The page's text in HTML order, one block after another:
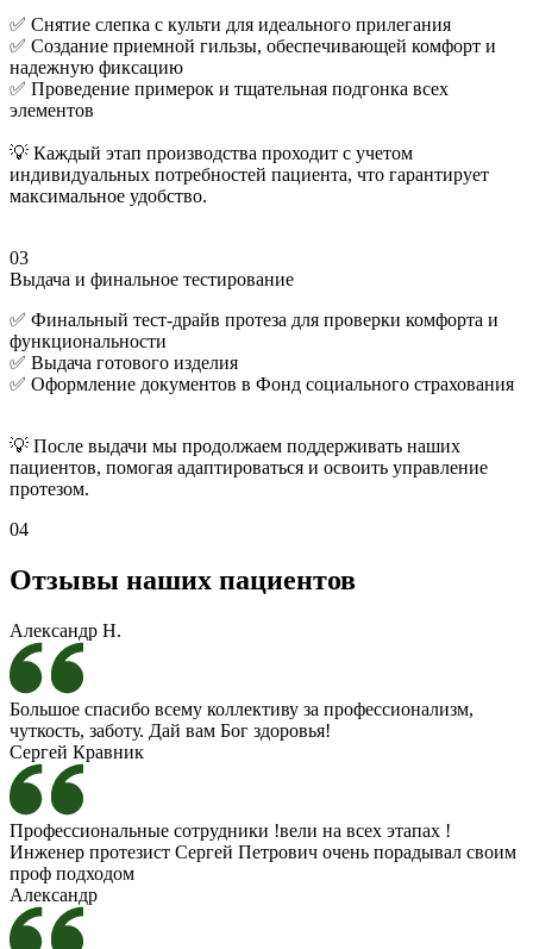
✅ Снятие слепка с культи для идеального прилегания
✅ Создание приемной гильзы, обеспечивающей комфорт и
надежную фиксацию
✅ Проведение примерок и тщательная подгонка всех
элементов
💡 Каждый этап производства проходит с учетом
индивидуальных потребностей пациента, что гарантирует
максимальное удобство.
03
Выдача и финальное тестирование
✅ Финальный тест-драйв протеза для проверки комфорта и
функциональности
✅ Выдача готового изделия
✅ Оформление документов в Фонд социального страхования
💡 После выдачи мы продолжаем поддерживать наших
пациентов, помогая адаптироваться и освоить управление
протезом.
04
Отзывы наших пациентов
Александр Н.
Большое спасибо всему коллективу за профессионализм,
чуткость, заботу. Дай вам Бог здоровья!
Сергей Кравник
Профессиональные сотрудники !вели на всех этапах !
Инженер протезист Сергей Петрович очень порадывал своим
проф подходом
Александр